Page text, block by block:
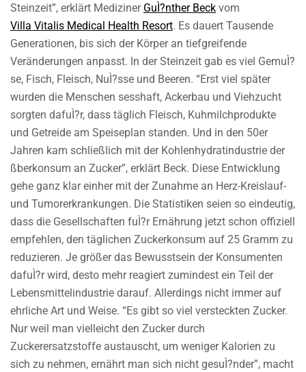
Steinzeit”, erklärt Mediziner GuÌ?nther Beck vom
Villa Vitalis Medical Health Resort. Es dauert Tausende
Generationen, bis sich der Körper an tiefgreifende
Veränderungen anpasst. In der Steinzeit gab es viel GemuÌ?
se, Fisch, Fleisch, NuÌ?sse und Beeren. “Erst viel später
wurden die Menschen sesshaft, Ackerbau und Viehzucht
sorgten dafuÌ?r, dass täglich Fleisch, Kuhmilchprodukte
und Getreide am Speiseplan standen. Und in den 50er
Jahren kam schließlich mit der Kohlenhydratindustrie der
ßberkonsum an Zucker”, erklärt Beck. Diese Entwicklung
gehe ganz klar einher mit der Zunahme an Herz-Kreislauf-
und Tumorerkrankungen. Die Statistiken seien so eindeutig,
dass die Gesellschaften fuÌ?r Ernährung jetzt schon offiziell
empfehlen, den täglichen Zuckerkonsum auf 25 Gramm zu
reduzieren. Je größer das Bewusstsein der Konsumenten
dafuÌ?r wird, desto mehr reagiert zumindest ein Teil der
Lebensmittelindustrie darauf. Allerdings nicht immer auf
ehrliche Art und Weise. “Es gibt so viel versteckten Zucker.
Nur weil man vielleicht den Zucker durch
Zuckerersatzstoffe austauscht, um weniger Kalorien zu
sich zu nehmen, ernährt man sich nicht gesuÌ?nder”, macht